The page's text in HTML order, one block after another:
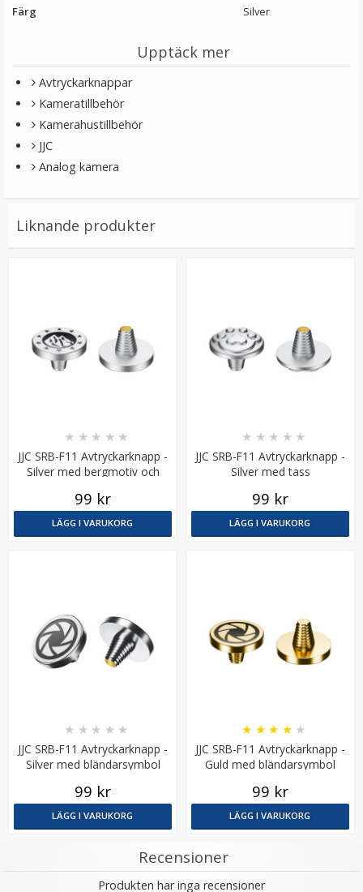
99 kr
★ ★
Färg Silver
Upptäck mer
Avtryckarknappar
Kameratillbehör
Kamerahustillbehör
JJC
Analog kamera
Liknande produkter
JJC SRB-F11 Avtryckarknapp -
Silver med bergmotiv och
★ ★ ★ ★ ★
99 kr
LÄGG I VARUKORG
JJC SRB-F11 Avtryckarknapp -
Silver med tass
★ ★ ★ ★ ★
99 kr
LÄGG I VARUKORG
JJC SRB-F11 Avtryckarknapp -
Silver med bländarsymbol
★ ★ ★ ★ ★
99 kr
LÄGG I VARUKORG
JJC SRB-F11 Avtryckarknapp -
Guld med bländarsymbol
★ ★ ★ ★ ★
99 kr
LÄGG I VARUKORG
Recensioner
Produkten har inga recensioner